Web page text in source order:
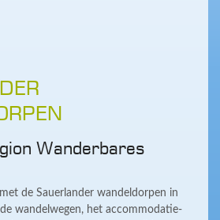
Wanderbares
de Sauerlander wandeldorpen in
wandelwegen, het accommodatie-